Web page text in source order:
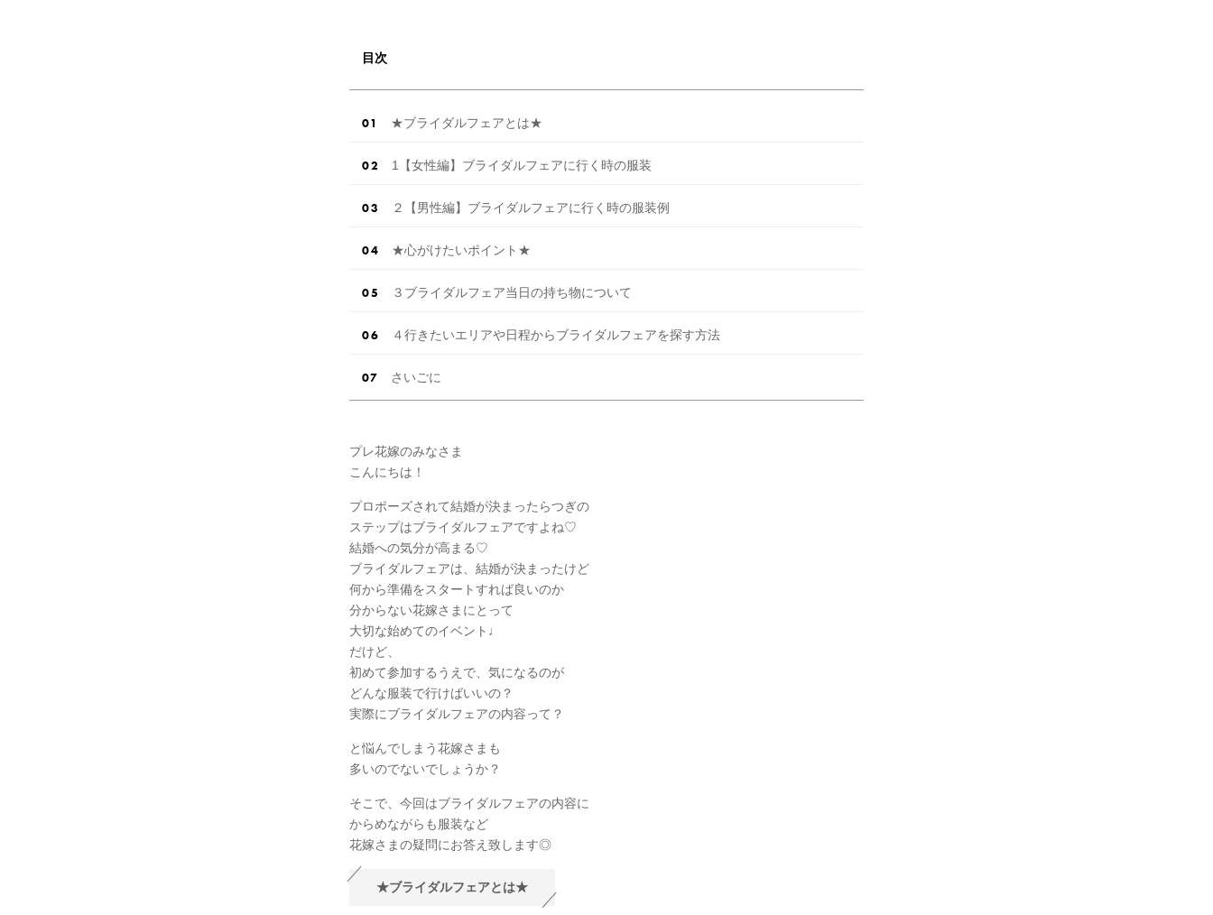
目次
★ブライダルフェアとは★
1【女性編】ブライダルフェアに行く時の服装
２【男性編】ブライダルフェアに行く時の服装例
★心がけたいポイント★
３ブライダルフェア当日の持ち物について
４行きたいエリアや日程からブライダルフェアを探す方法
さいごに
プレ花嫁のみなさま
こんにちは！
プロポーズされて結婚が決まったらつぎの
ステップはブライダルフェアですよね♡
結婚への気分が高まる♡
ブライダルフェアは、結婚が決まったけど
何から準備をスタートすれば良いのか
分からない花嫁さまにとって
大切な始めてのイベント♩
だけど、
初めて参加するうえで、気になるのが
どんな服装で行けばいいの？
実際にブライダルフェアの内容って？
と悩んでしまう花嫁さまも
多いのでないでしょうか？
そこで、今回はブライダルフェアの内容に
からめながらも服装など
花嫁さまの疑問にお答え致します◎
★ブライダルフェアとは★